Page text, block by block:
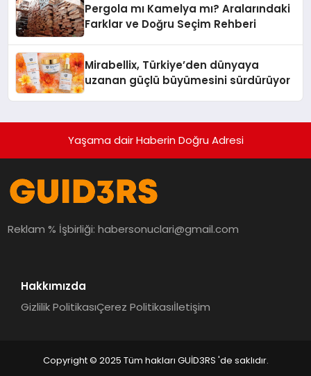
Pergola mı Kamelya mı? Aralarındaki
Farklar ve Doğru Seçim Rehberi
Mirabellix, Türkiye’den dünyaya
uzanan güçlü büyümesini sürdürüyor
Yaşama dair Haberin Doğru Adresi
Reklam % İşbirliği:habersonuclari@gmail.com
Hakkımızda
Gizlilik PolitikasıÇerez Politikasıİletişim
Copyright © 2025 Tüm hakları GUİD3RS 'de saklıdır.